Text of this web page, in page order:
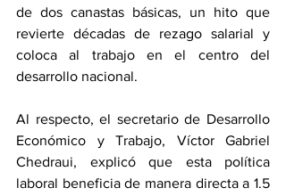
de dos canastas básicas, un hito que
revierte décadas de rezago salarial y
coloca al trabajo en el centro del
desarrollo nacional.
Al respecto, el secretario de Desarrollo
Económico y Trabajo, Víctor Gabriel
Chedraui, explicó que esta política
laboral beneficia de manera directa a 1.5